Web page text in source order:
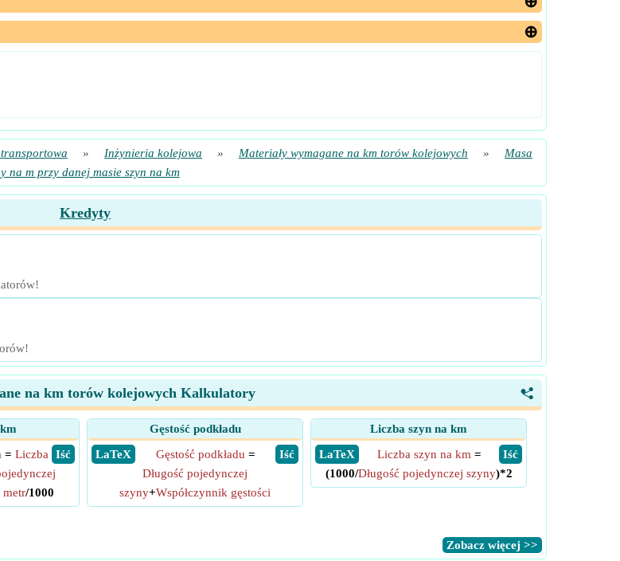
» Inżynieria kolejowa » Materiały wymagane na km torów kolejowych »
Masa
na m przy danej masie szyn na km
Kredyty
<
na km torów kolejowych Kalkulatory
​ Iść
= Liczba
metr/1000
Gęstość podkładu
​ LaTeX
​ Iść
Gęstość podkładu =
Długość pojedynczej
szyny+Współczynnik gęstości
Liczba szyn na km
​ LaTeX
​ Iść
Liczba szyn na km =
(1000/Długość pojedynczej szyny)*2
​Zobacz więcej >>